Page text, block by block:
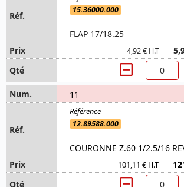
15.36000.000
FLAP 17/18.25
4,92 € H.T
11
12.89588.000
COURONNE Z.60 1/2.5/16
101,11 € H.T